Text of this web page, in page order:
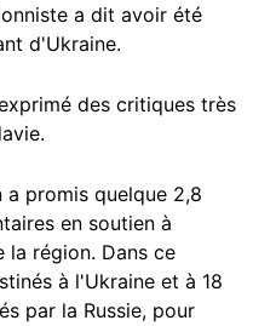
a dit avoir été
d'Ukraine.
des critiques très
a promis quelque 2,8
en soutien à
la région. Dans ce
à l'Ukraine et à 18
par la Russie, pour